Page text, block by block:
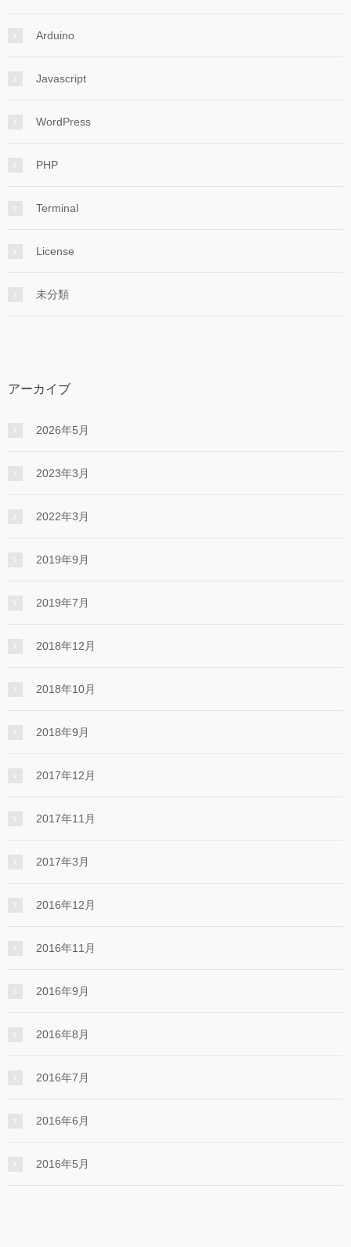
Arduino
Javascript
WordPress
PHP
Terminal
License
未分類
アーカイブ
2026年5月
2023年3月
2022年3月
2019年9月
2019年7月
2018年12月
2018年10月
2018年9月
2017年12月
2017年11月
2017年3月
2016年12月
2016年11月
2016年9月
2016年8月
2016年7月
2016年6月
2016年5月